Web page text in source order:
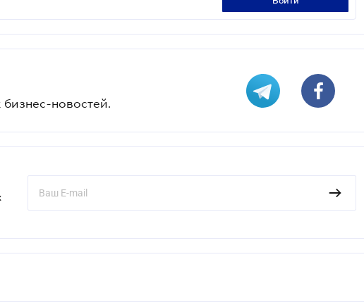
бизнес-новостей.